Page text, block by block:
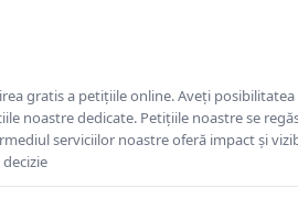
gratis a petițiile online. Aveți
noastre dedicate. Petițiile noastre se
serviciilor noastre oferă impact și